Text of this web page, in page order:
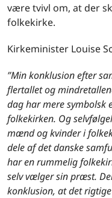
være tvivl om, at der
folkekirke.
Kirkeminister Louise
”Min konklusion efter
flertallet og
dag har mere symbolsk
folkekirken. Og
mænd og kvinder i
dele af det danske
har en rummelig
selv vælger sin præst.
konklusion, at det